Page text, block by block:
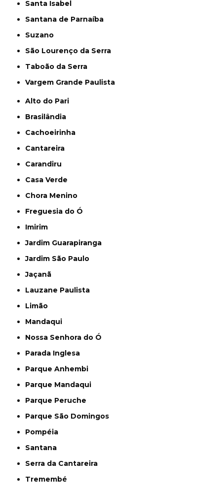
Santa Isabel
Santana de Parnaíba
Suzano
São Lourenço da Serra
Taboão da Serra
Vargem Grande Paulista
Alto do Pari
Brasilândia
Cachoeirinha
Cantareira
Carandiru
Casa Verde
Chora Menino
Freguesia do Ó
Imirim
Jardim Guarapiranga
Jardim São Paulo
Jaçanã
Lauzane Paulista
Limão
Mandaqui
Nossa Senhora do Ó
Parada Inglesa
Parque Anhembi
Parque Mandaqui
Parque Peruche
Parque São Domingos
Pompéia
Santana
Serra da Cantareira
Tremembé